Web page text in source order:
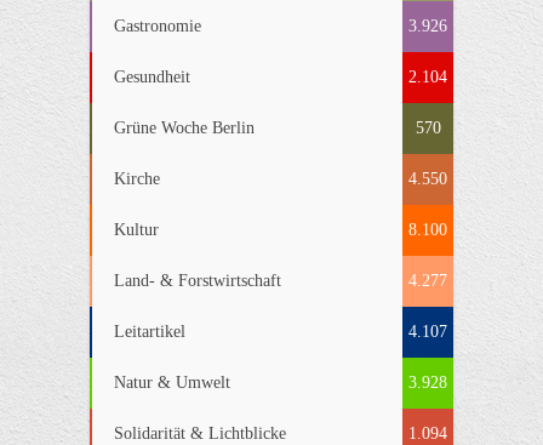
Gastronomie 3.926
Gesundheit 2.104
Grüne Woche Berlin 570
Kirche 4.550
Kultur 8.100
Land- & Forstwirtschaft 4.277
Leitartikel 4.107
Natur & Umwelt 3.928
Solidarität & Lichtblicke 1.094